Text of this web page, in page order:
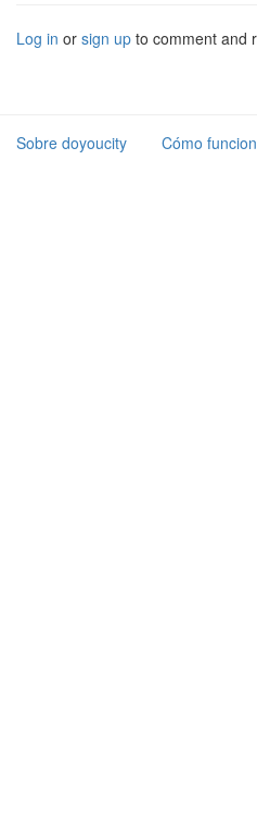
Log in or sign up to comment and
Sobre doyoucity Cómo